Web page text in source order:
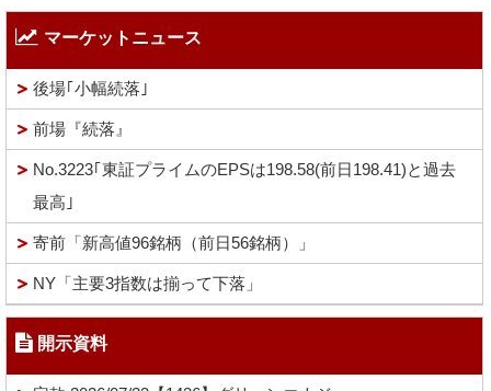
マーケットニュース
後場｢小幅続落｣
前場『続落』
No.3223｢東証プライムのEPSは198.58(前日198.41)と過去
最高｣
寄前「新高値96銘柄（前日56銘柄）」
NY「主要3指数は揃って下落」
開示資料